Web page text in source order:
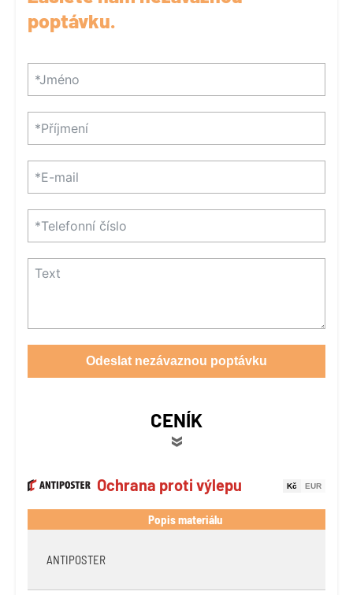
poptávku.
Odeslat nezávaznou poptávku
CENÍK
Ochrana proti výlepu
Popis materiálu
ANTIPOSTER
Kč EUR